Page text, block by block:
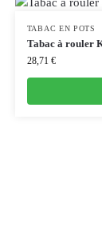
TABAC EN POTS
Tabac à rouler
28,71 €